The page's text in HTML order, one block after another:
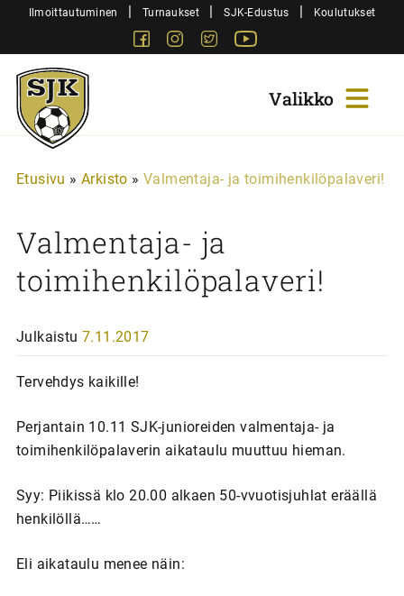
SiirryIlmoittautuminen | Turnaukset | SJK-Edustus | Koulutukset
FacebookInstagram
Twitter
Sjk-
Juniorit
Etusivu » Arkisto » Valmentaja- ja toimihenkilöpalaveri!
Valmentaja- ja
toimihenkilöpalaveri!
Julkaistu 7.11.2017
Tervehdys kaikille!
Perjantain 10.11 SJK-junioreiden valmentaja- ja
toimihenkilöpalaverin aikataulu muuttuu hieman.
Syy: Piikissä klo 20.00 alkaen 50-vvuotisjuhlat eräällä
henkilöllä……
Eli aikataulu menee näin: